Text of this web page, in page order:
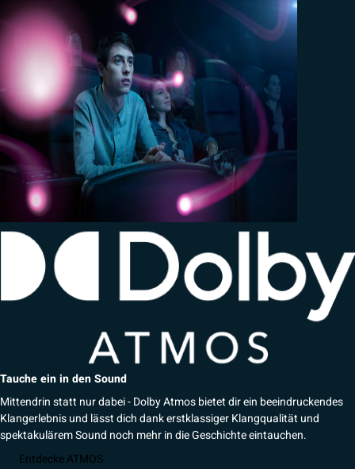
Tauche ein in den Sound
Mittendrin statt nur dabei - Dolby Atmos bietet dir ein beeindruckendes
Klangerlebnis und lässt dich dank erstklassiger Klangqualität und
spektakulärem Sound noch mehr in die Geschichte eintauchen.
Entdecke ATMOS